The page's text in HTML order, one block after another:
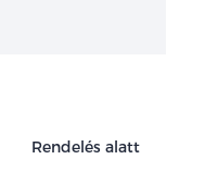
Rendelés alatt